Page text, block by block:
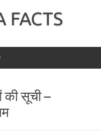
FACTS
की सूची –